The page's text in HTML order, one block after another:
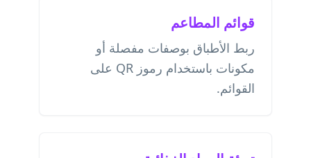
قوائم المطاعم
ربط الأطباق بوصفات مفصلة أو
مكونات باستخدام رموز QR على
القوائم.